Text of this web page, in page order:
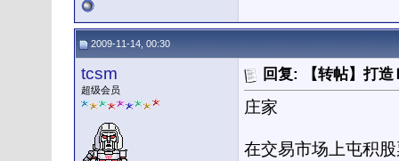
2009-11-14, 00:30
tcsm
超级会员
回复: 【转帖】打
庄家
在交易市场上屯积